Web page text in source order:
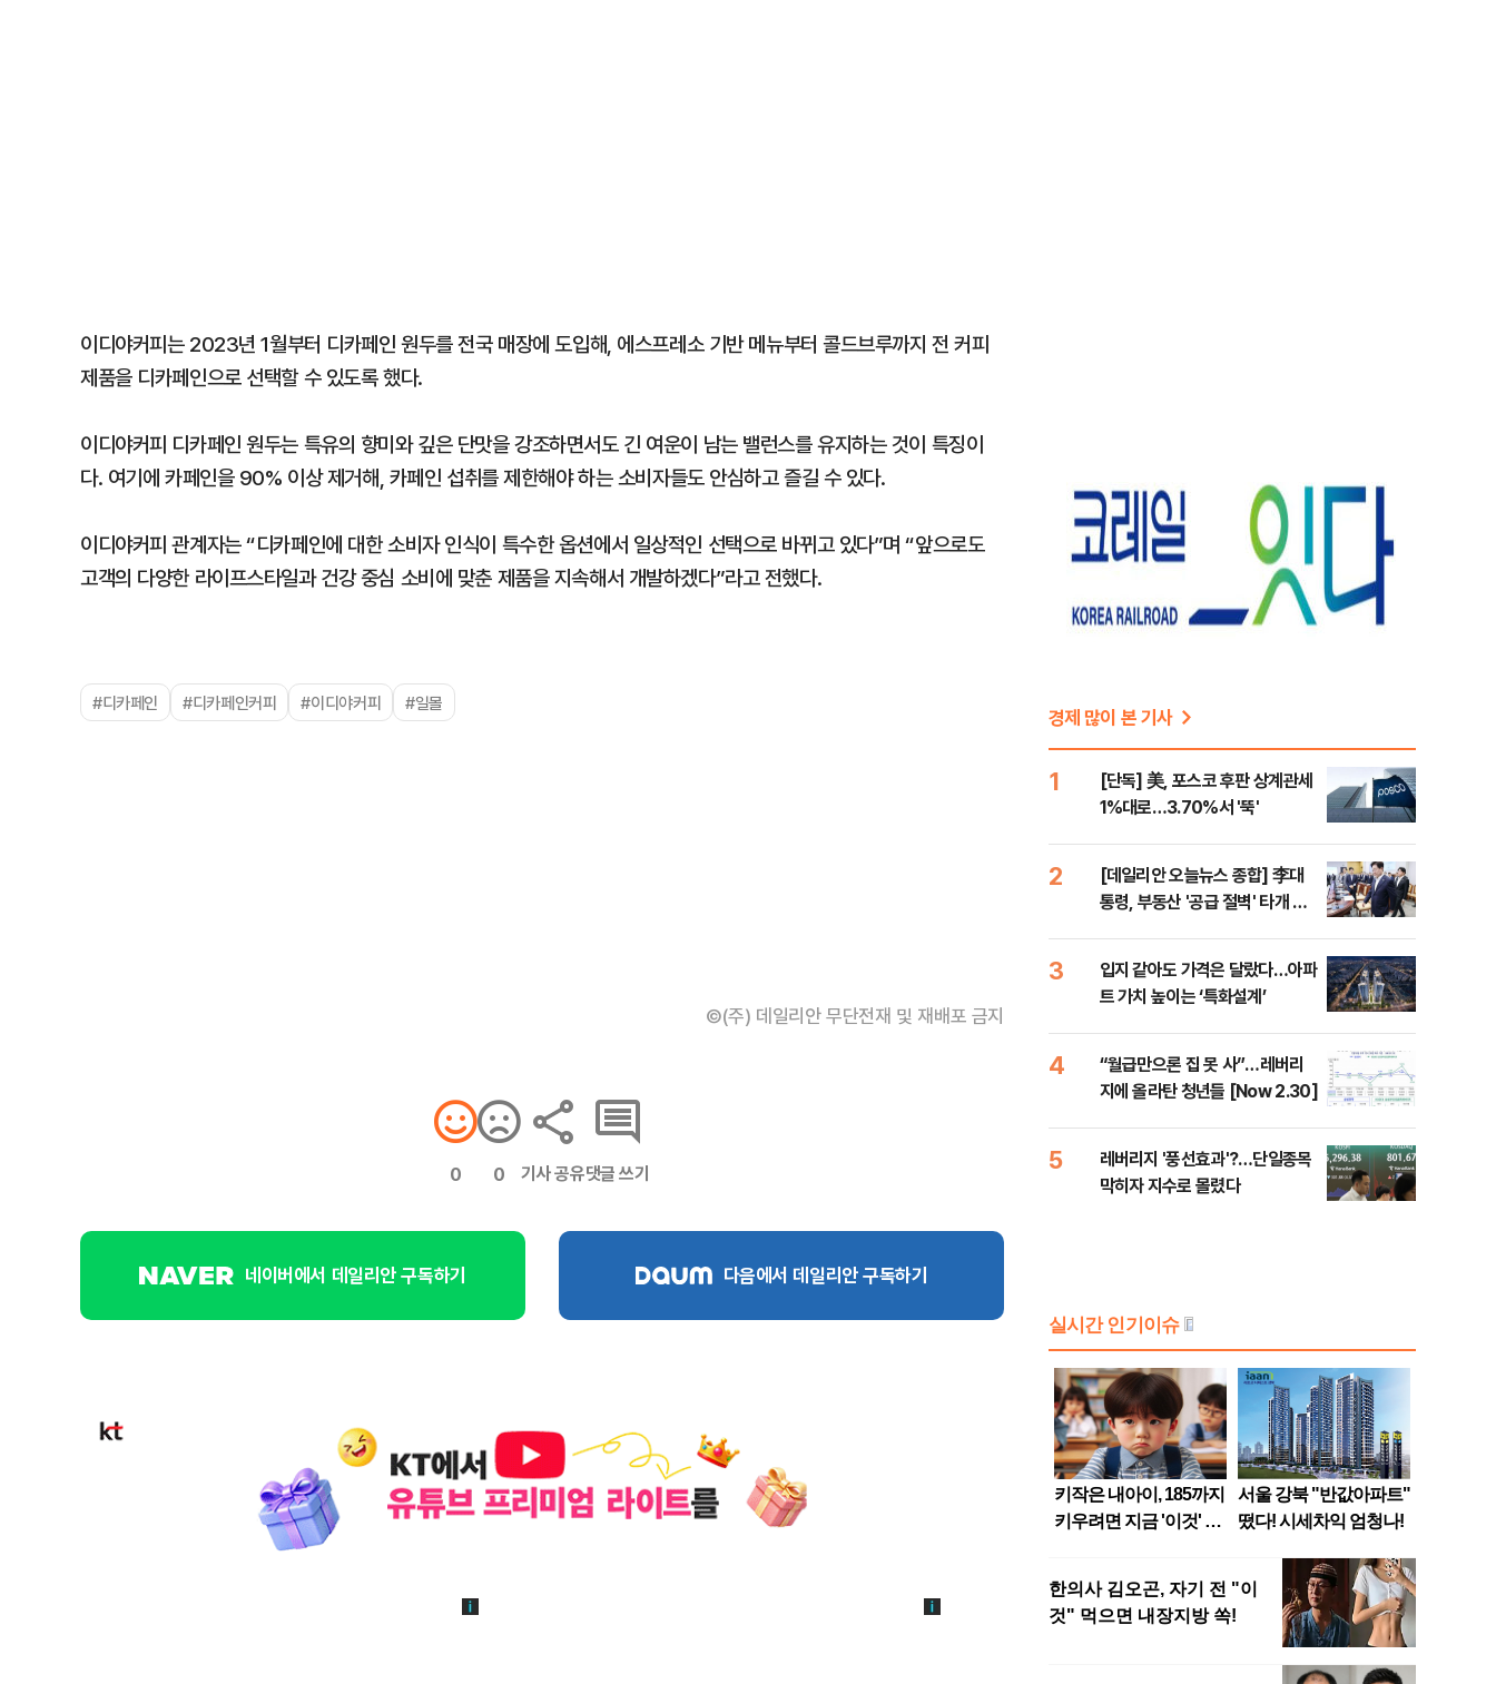
이디야커피는 2023년 1월부터 디카페인 원두를 전국 매장에 도입해, 에스프레소 기반 메뉴부터 콜드브루까지 전 커피
제품을 디카페인으로 선택할 수 있도록 했다.
이디야커피 디카페인 원두는 특유의 향미와 깊은 단맛을 강조하면서도 긴 여운이 남는 밸런스를 유지하는 것이 특징이
다. 여기에 카페인을 90% 이상 제거해, 카페인 섭취를 제한해야 하는 소비자들도 안심하고 즐길 수 있다.
이디야커피 관계자는 “디카페인에 대한 소비자 인식이 특수한 옵션에서 일상적인 선택으로 바뀌고 있다”며 “앞으로도
고객의 다양한 라이프스타일과 건강 중심 소비에 맞춘 제품을 지속해서 개발하겠다”라고 전했다.
#디카페인 #디카페인커피 #이디야커피 #일몰
©(주) 데일리안 무단전재 및 재배포 금지
0 0 기사 공유댓글 쓰기
네이버에서 데일리안 구독하기 다음에서 데일리안 구독하기
경제 많이 본 기사
1
[단독] 美, 포스코 후판 상계관세
1%대로…3.70%서 '뚝'
2
[데일리안 오늘뉴스 종합] 李대
통령, 부동산 '공급 절벽' 타개 총
3
입지 같아도 가격은 달랐다…아파
트 가치 높이는 ‘특화설계’
4
“월급만으론 집 못 사”…레버리
지에 올라탄 청년들 [Now 2.30]
5
레버리지 '풍선효과'?…단일종목
막히자 지수로 몰렸다